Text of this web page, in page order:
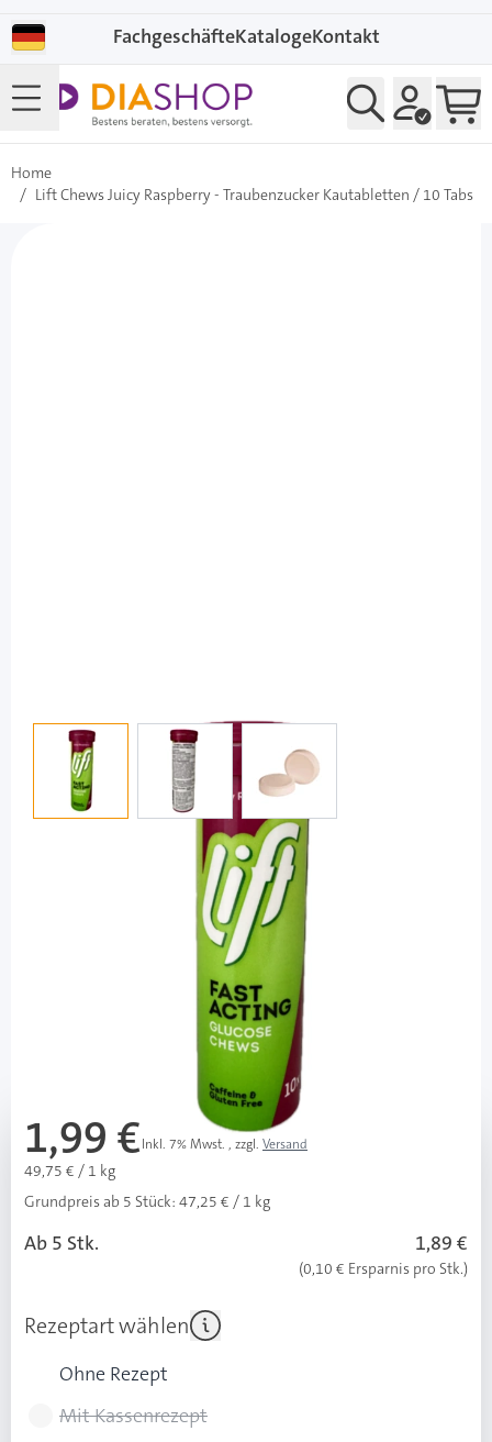
FachgeschäfteKatalogeKontakt
Home
/ Lift Chews Juicy Raspberry - Traubenzucker Kautabletten / 10 Tabs
View larger imageView larger image
Lift Chews Juicy Raspberry -
Traubenzucker Kautabletten / 10 Tabs
PZN: 19987351 / Diashop.de Kat.-Nr. 116050
Lieferzeit 1-3 Werktage
1,99 €Inkl. 7% Mwst. , zzgl. Versand
49,75 € / 1 kg
Grundpreis ab 5 Stück: 47,25 € / 1 kg
Ab 5 Stk. 1,89 €
(0,10 € Ersparnis pro Stk.)
Rezeptart wählen
Ohne Rezept
Mit Kassenrezept